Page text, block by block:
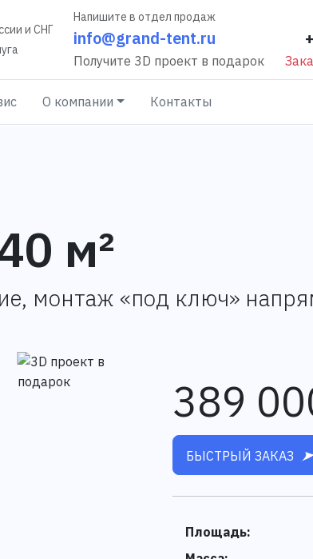
и СНГ
Напишите в отдел продаж
info@grand-tent.ru
Получите 3D проект в подарок
О компании Контакты
м²
монтаж «под ключ»
389
БЫСТРЫЙ ЗАКАЗ
Площадь: